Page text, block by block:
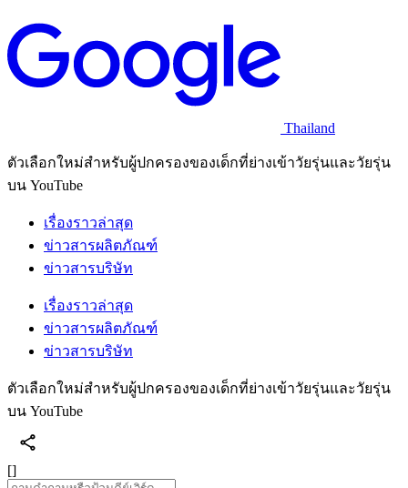
Thailand
ตัวเลือกใหม่สำหรับผู้ปกครองของเด็กที่ย่างเข้าวัยรุ่นและวัยรุ่น
บน YouTube
เรื่องราวล่าสุด
ข่าวสารผลิตภัณฑ์
ข่าวสารบริษัท
เรื่องราวล่าสุด
ข่าวสารผลิตภัณฑ์
ข่าวสารบริษัท
ตัวเลือกใหม่สำหรับผู้ปกครองของเด็กที่ย่างเข้าวัยรุ่นและวัยรุ่น
บน YouTube
[]